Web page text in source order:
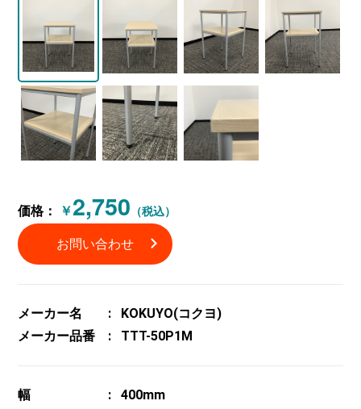
価格： ￥2,750 （税込）
お問い合わせ
メーカー名
KOKUYO(コクヨ)
メーカー品番
TTT-50P1M
幅
400mm